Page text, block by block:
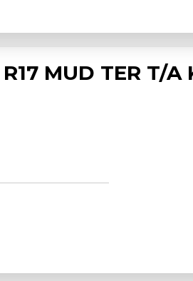
MUD TER T/A